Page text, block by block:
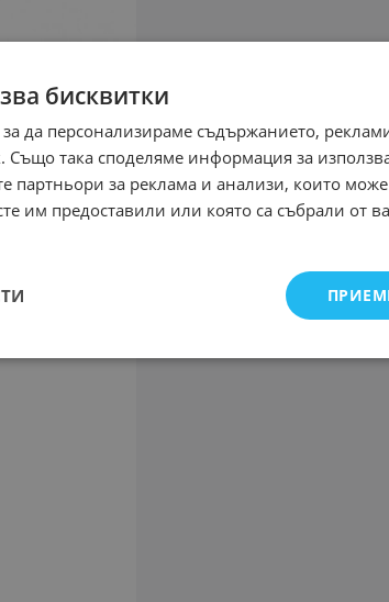
бисквитки
да персонализираме съдържанието,
така споделяме информация за
партньори за реклама и анализи, които
им предоставили или която са събрали от